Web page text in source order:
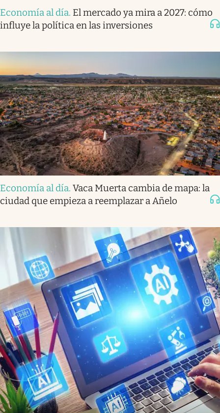
Economía al día. El mercado ya mira a 2027: cómo
influye la política en las inversiones
Economía al día. Vaca Muerta cambia de mapa: la
ciudad que empieza a reemplazar a Añelo